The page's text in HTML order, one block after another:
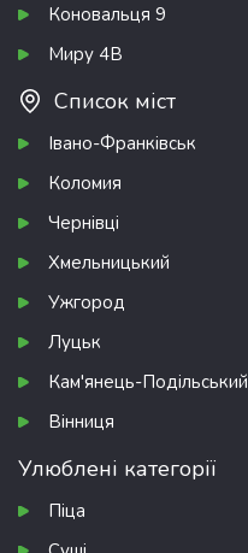
Коновальця 9
Миру 4В
Список міст
Івано-Франківськ
Коломия
Чернівці
Хмельницький
Ужгород
Луцьк
Кам'янець-Подільський
Вінниця
Улюблені категорії
Піца